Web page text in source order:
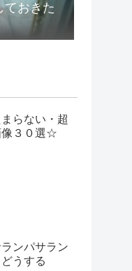
ておきた
らない・超
像３０選☆
ンパサラン
うする